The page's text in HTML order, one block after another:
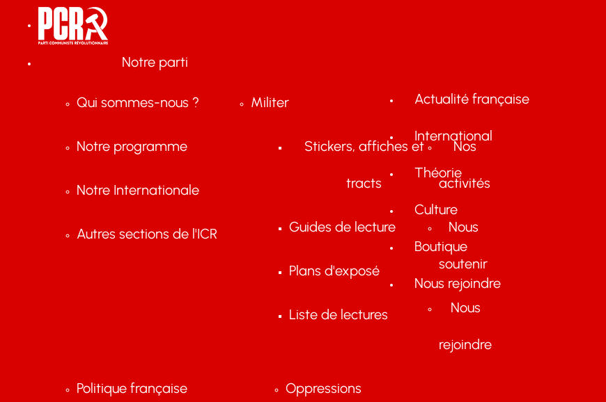
Notre parti
Qui sommes-nous ?
Notre programme
Notre Internationale
Autres sections de l'ICR
Militer
Stickers, affiches et
tracts
Guides de lecture
Plans d'exposé
Liste de lectures
Nos
activités
Nous
soutenir
Nous
rejoindre
Actualité française
Politique française Oppressions
International
Théorie
Culture
Boutique
Nous rejoindre